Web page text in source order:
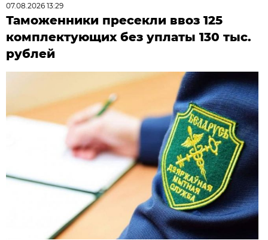
07.08.2026 13:29
Таможенники пресекли ввоз 125
комплектующих без уплаты 130 тыс.
рублей